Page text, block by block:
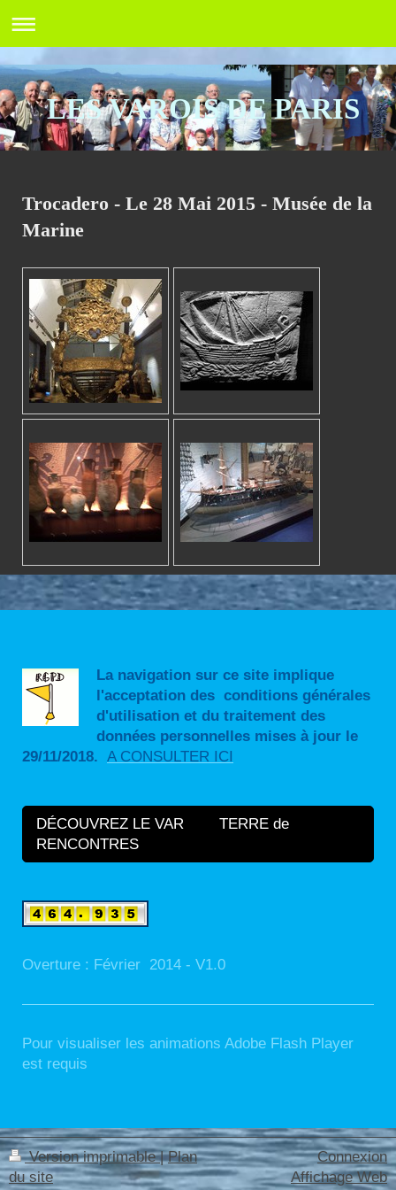
LES VAROIS DE PARIS
Trocadero - Le 28 Mai 2015 - Musée de la
Marine
La navigation sur ce site implique
l'acceptation des conditions générales
d'utilisation et du traitement des
données personnelles mises à jour le
29/11/2018. A CONSULTER ICI
DÉCOUVREZ LE VAR TERRE de
RENCONTRES
Overture : Février 2014 - V1.0
Pour visualiser les animations Adobe Flash Player
est requis
Version imprimable| Plan
du site
Connexion
Affichage Web